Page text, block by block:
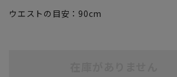
ウエストの目安： 90cm